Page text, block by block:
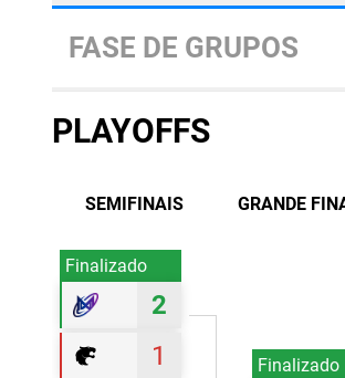
FASE DE GRUPOS
PLAYOFFS
GRANDE
Finalizado
SEMIFINAIS
Finalizado
2
1